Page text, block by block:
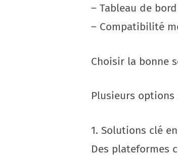
– Tableau de
– Compatibilité
Choisir la bonne
Plusieurs options
1. Solutions clé
Des plateformes